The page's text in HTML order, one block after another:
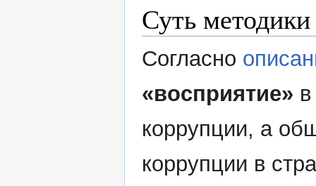
Суть методики
Согласно
«восприятие»
коррупции, а
коррупции в